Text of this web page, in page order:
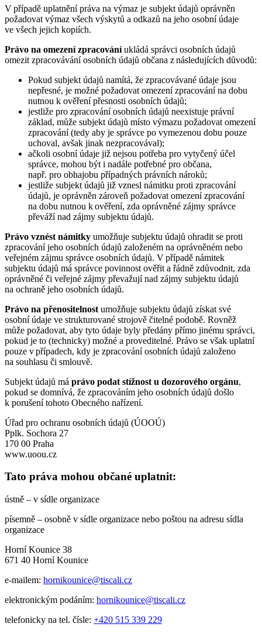
V případě uplatnění práva na výmaz je subjekt údajů oprávněn
požadovat výmaz všech výskytů a odkazů na jeho osobní údaje
ve všech jejich kopiích.
Právo na omezení zpracováníukládá správci osobních údajů
omezit zpracovávání osobních údajů občana z následujících důvodů:
Pokud subjekt údajů namítá, že zpracovávané údaje jsou
nepřesné, je možné požadovat omezení zpracování na dobu
nutnou k ověření přesnosti osobních údajů;
jestliže pro zpracování osobních údajů neexistuje právní
základ, může subjekt údajů místo výmazu požadovat omezení
zpracování (tedy aby je správce po vymezenou dobu pouze
uchoval, avšak jinak nezpracovával);
ačkoli osobní údaje již nejsou potřeba pro vytyčený účel
správce, mohou být i nadále potřebné pro občana,
např. pro obhajobu případných právních nároků;
jestliže subjekt údajů již vznesl námitku proti zpracování
údajů, je oprávněn zároveň požadovat omezení zpracování
na dobu nutnou k ověření, zda oprávněné zájmy správce
převáží nad zájmy subjektu údajů.
Právo vznést námitky umožňuje subjektu údajů ohradit se proti
zpracování jeho osobních údajů založeném na oprávněném nebo
veřejném zájmu správce osobních údajů. V případě námitek
subjektu údajů má správce povinnost ověřit a řádně zdůvodnit, zda
oprávněné či veřejné zájmy převažují nad zájmy subjektu údajů
na ochraně jeho osobních údajů.
Právo na přenositelnost umožňuje subjektu údajů získat své
osobní údaje ve strukturované strojově čitelné podobě. Rovněž
může požadovat, aby tyto údaje byly předány přímo jinému správci,
pokud je to (technicky) možné a proveditelné. Právo se však uplatní
pouze v případech, kdy je zpracování osobních údajů založeno
na souhlasu či smlouvě.
Subjekt údajů má právo podat stížnost u dozorového orgánu,
pokud se domnívá, že zpracováním jeho osobních údajů došlo
k porušení tohoto Obecného nařízení.
Úřad pro ochranu osobních údajů (ÚOOÚ)
Pplk. Sochora 27
170 00 Praha
www.uoou.cz
Tato práva mohou občané uplatnit:
ústně – v sídle organizace
písemně – osobně v sídle organizace nebo poštou na adresu sídla
organizace
Horní Kounice 38
671 40 Horní Kounice
e-mailem: hornikounice@tiscali.cz
elektronickým podáním: hornikounice@tiscali.cz
telefonicky na tel. čísle: +420 515 339 229